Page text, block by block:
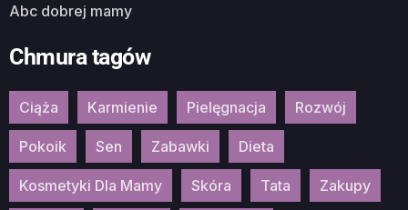
Abc dobrej mamy
Chmura tagów
Ciąża Karmienie Pielęgnacja Rozwój
Pokoik Sen Zabawki Dieta
Kosmetyki Dla Mamy Skóra Tata Zakupy